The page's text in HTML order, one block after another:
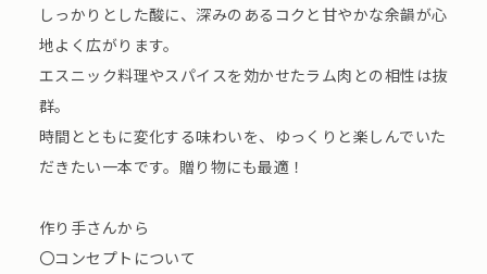
しっかりとした酸に、深みのあるコクと甘やかな余韻が心
地よく広がります。
エスニック料理やスパイスを効かせたラム肉との相性は抜
群。
時間とともに変化する味わいを、ゆっくりと楽しんでいた
だきたい一本です。贈り物にも最適！
作り手さんから
〇コンセプトについて